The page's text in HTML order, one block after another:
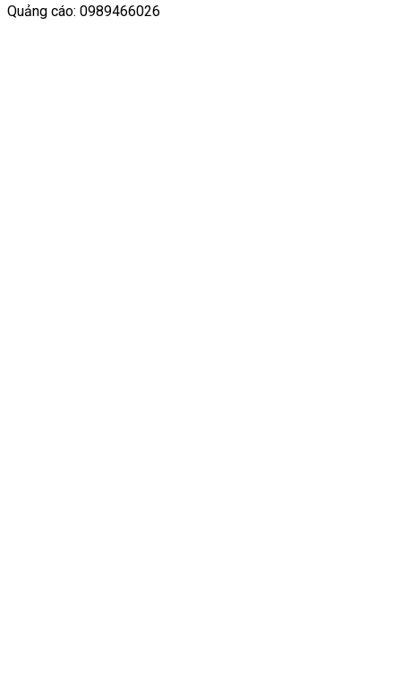
Quảng cáo: 0989466026